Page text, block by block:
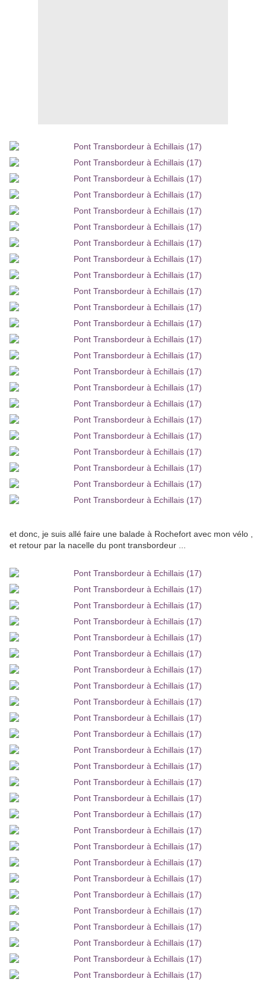
et donc, je suis allé faire une balade à Rochefort avec mon vélo ,
et retour par la nacelle du pont transbordeur ...